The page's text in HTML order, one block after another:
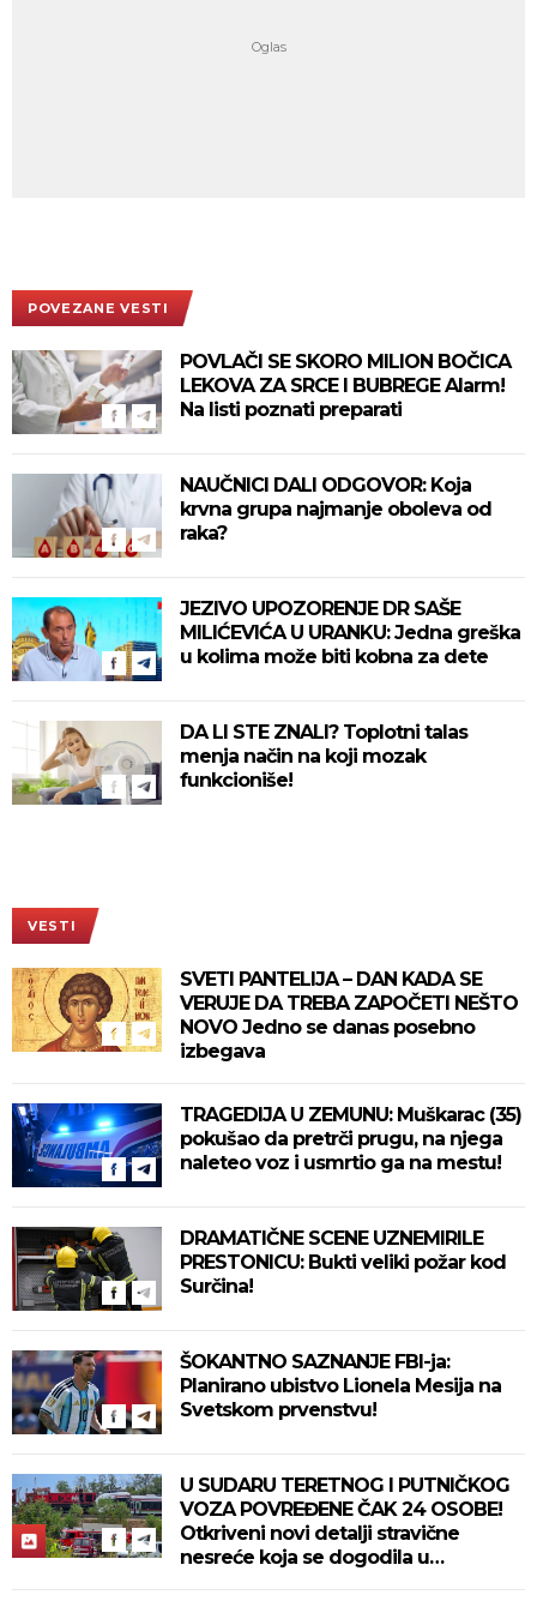
POVEZANE VESTI
POVLAČI SE SKORO MILION BOČICA
LEKOVA ZA SRCE I BUBREGE Alarm!
Na listi poznati preparati
NAUČNICI DALI ODGOVOR: Koja
krvna grupa najmanje oboleva od
raka?
JEZIVO UPOZORENJE DR SAŠE
MILIĆEVIĆA U URANKU: Jedna greška
u kolima može biti kobna za dete
DA LI STE ZNALI? Toplotni talas
menja način na koji mozak
funkcioniše!
VESTI
SVETI PANTELIJA – DAN KADA SE
VERUJE DA TREBA ZAPOČETI NEŠTO
NOVO Jedno se danas posebno
izbegava
TRAGEDIJA U ZEMUNU: Muškarac (35)
pokušao da pretrči prugu, na njega
naleteo voz i usmrtio ga na mestu!
DRAMATIČNE SCENE UZNEMIRILE
PRESTONICU: Bukti veliki požar kod
Surčina!
ŠOKANTNO SAZNANJE FBI-ja:
Planirano ubistvo Lionela Mesija na
Svetskom prvenstvu!
U SUDARU TERETNOG I PUTNIČKOG
VOZA POVREĐENE ČAK 24 OSOBE!
Otkriveni novi detalji stravične
nesreće koja se dogodila u